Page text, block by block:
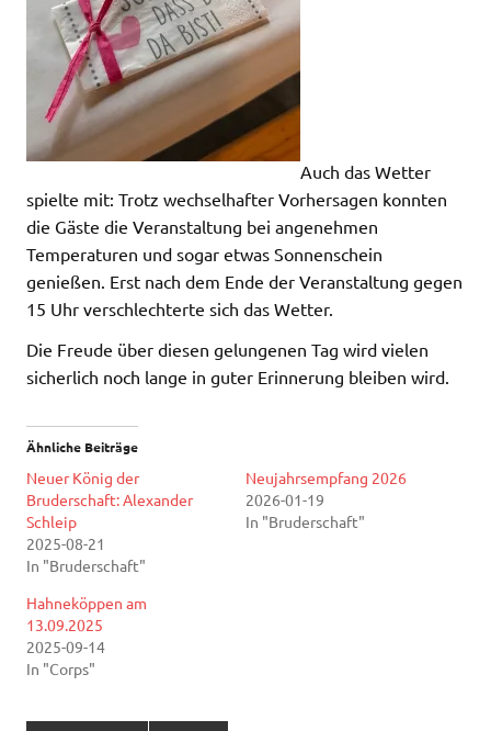
Auch das Wetter
spielte mit: Trotz wechselhafter Vorhersagen konnten
die Gäste die Veranstaltung bei angenehmen
Temperaturen und sogar etwas Sonnenschein
genießen. Erst nach dem Ende der Veranstaltung gegen
15 Uhr verschlechterte sich das Wetter.
Die Freude über diesen gelungenen Tag wird vielen
sicherlich noch lange in guter Erinnerung bleiben wird.
Ähnliche Beiträge
Neuer König der
Bruderschaft: Alexander
Schleip
2025-08-21
In "Bruderschaft"
Neujahrsempfang 2026
2026-01-19
In "Bruderschaft"
Hahneköppen am
13.09.2025
2025-09-14
In "Corps"